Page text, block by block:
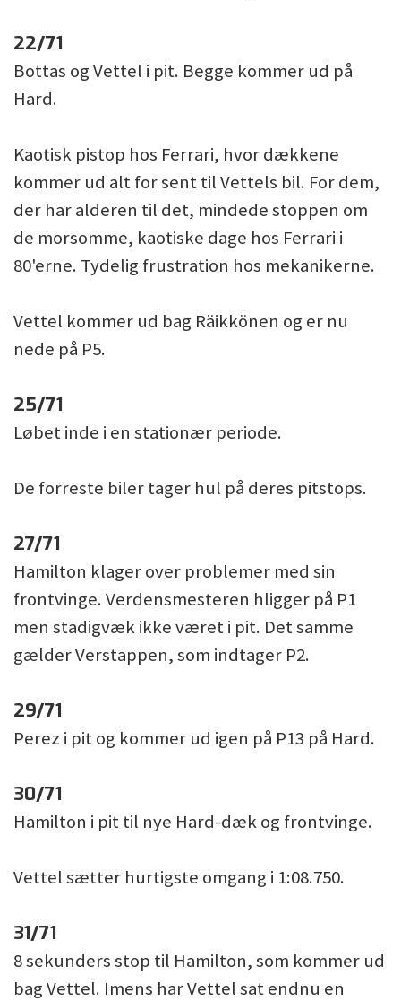
22/71
Bottas og Vettel i pit. Begge kommer ud på
Hard.
Kaotisk pistop hos Ferrari, hvor dækkene
kommer ud alt for sent til Vettels bil. For dem,
der har alderen til det, mindede stoppen om
de morsomme, kaotiske dage hos Ferrari i
80'erne. Tydelig frustration hos mekanikerne.
Vettel kommer ud bag Räikkönen og er nu
nede på P5.
25/71
Løbet inde i en stationær periode.
De forreste biler tager hul på deres pitstops.
27/71
Hamilton klager over problemer med sin
frontvinge. Verdensmesteren hligger på P1
men stadigvæk ikke været i pit. Det samme
gælder Verstappen, som indtager P2.
29/71
Perez i pit og kommer ud igen på P13 på Hard.
30/71
Hamilton i pit til nye Hard-dæk og frontvinge.
Vettel sætter hurtigste omgang i 1:08.750.
31/71
8 sekunders stop til Hamilton, som kommer ud
bag Vettel. Imens har Vettel sat endnu en